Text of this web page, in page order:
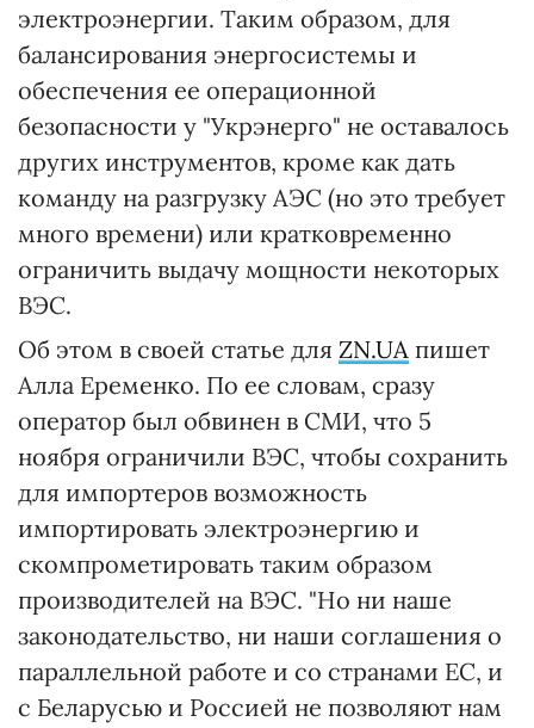
электроэнергии. Таким образом, для
балансирования энергосистемы и
обеспечения ее операционной
безопасности у "Укрэнерго" не оставалось
других инструментов, кроме как дать
команду на разгрузку АЭС (но это требует
много времени) или кратковременно
ограничить выдачу мощности некоторых
ВЭС.
Об этом в своей статье для ZN.UA пишет
Алла Еременко. По ее словам, сразу
оператор был обвинен в СМИ, что 5
ноября ограничили ВЭС, чтобы сохранить
для импортеров возможность
импортировать электроэнергию и
скомпрометировать таким образом
производителей на ВЭС. "Но ни наше
законодательство, ни наши соглашения о
параллельной работе и со странами ЕС, и
с Беларусью и Россией не позволяют нам